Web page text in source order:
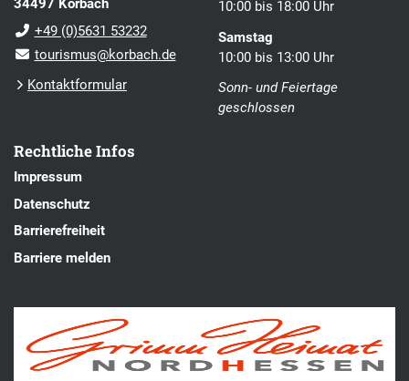
34497 Korbach
+49 (0)5631 53232
tourismus@korbach.de
Kontaktformular
10:00 bis 18:00 Uhr
Samstag
10:00 bis 13:00 Uhr
Sonn- und Feiertage
geschlossen
Rechtliche Infos
Impressum
Datenschutz
Barrierefreiheit
Barriere melden